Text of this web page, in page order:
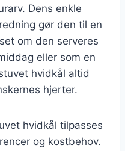
Dens enkle
gør den til en
om den serveres
eller som en
hvidkål altid
hjerter.
hvidkål tilpasses
og kostbehov.